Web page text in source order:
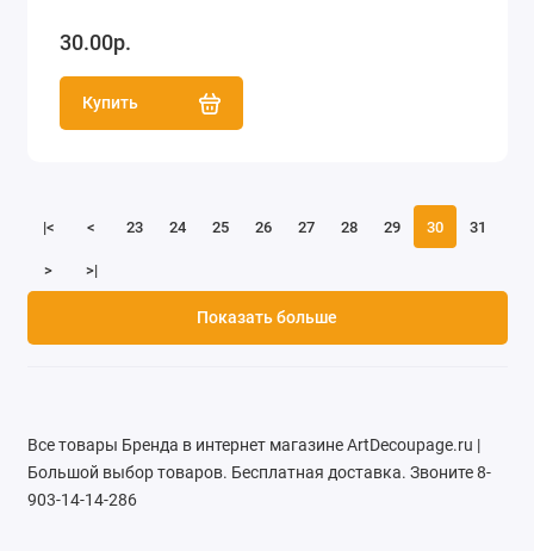
30.00р.
Купить
|< < 23 24 25 26 27 28 29 30 31
> >|
Показать больше
Все товары Бренда в интернет магазине ArtDecoupage.ru |
Большой выбор товаров. Бесплатная доставка. Звоните 8-
903-14-14-286